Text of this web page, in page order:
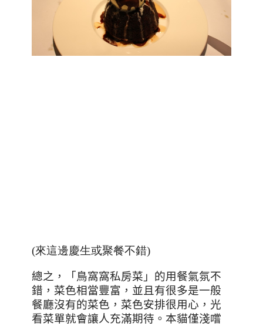
(來這邊慶生或聚餐不錯)
總之，「鳥窩窩私房菜」的用餐氣氛不
錯，菜色相當豐富，並且有很多是一般
餐廳沒有的菜色，菜色安排很用心，光
看菜單就會讓人充滿期待。本貓僅淺嚐